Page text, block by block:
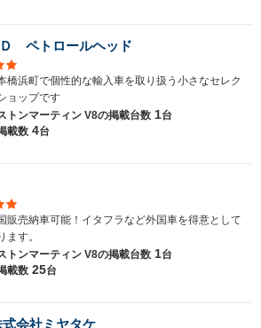
Ｄ ペトロールヘッド
橋浜町で個性的な輸入車を取り扱う小さなセレク
ョップです
トンマーティン V8の掲載台数 1台
載数 4台
販売納車可能！イタフラなど外国車を得意として
ます。
トンマーティン V8の掲載台数 1台
載数 25台
会社ミヤタケ